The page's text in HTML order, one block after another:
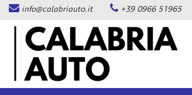
info@calabriauto.it +39 0966 51965
tue
preferenze
consenso
Il